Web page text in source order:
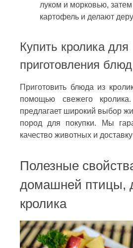
луком и морковью,
картофель и делают
Купить кролика для
приготовления блюд
Приготовить блюда из
помощью свежего
предлагает широкий выбор
пород для покупки. Мы
качество животных и
Полезные
домашней птицы,
кролика